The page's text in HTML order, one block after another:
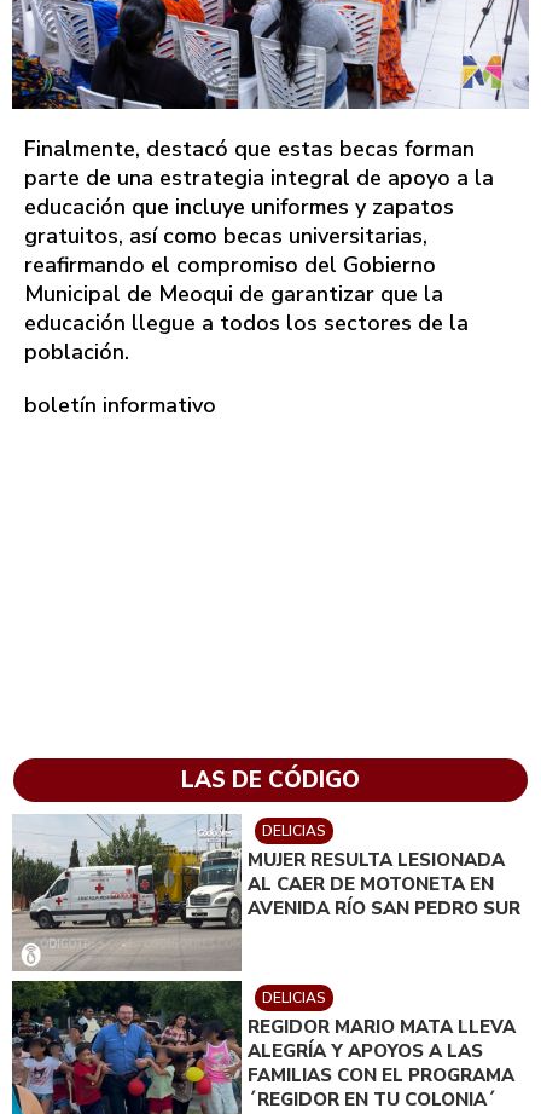
Finalmente, destacó que estas becas forman
parte de una estrategia integral de apoyo a la
educación que incluye uniformes y zapatos
gratuitos, así como becas universitarias,
reafirmando el compromiso del Gobierno
Municipal de Meoqui de garantizar que la
educación llegue a todos los sectores de la
población.
boletín informativo
LAS DE CÓDIGO
DELICIAS
MUJER RESULTA LESIONADA
AL CAER DE MOTONETA EN
AVENIDA RÍO SAN PEDRO SUR
DELICIAS
REGIDOR MARIO MATA LLEVA
ALEGRÍA Y APOYOS A LAS
FAMILIAS CON EL PROGRAMA
´REGIDOR EN TU COLONIA´